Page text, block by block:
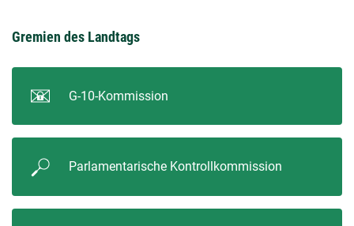
Gremien des Landtags
G-10-Kommission
Parlamentarische Kontrollkommission